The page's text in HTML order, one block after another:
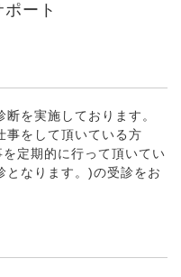
ート
を実施しております。
をして頂いている方
定期的に行って頂いてい
となります。)の受診をお